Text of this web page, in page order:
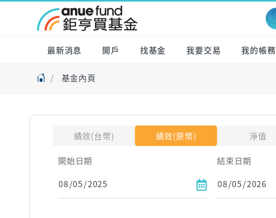
最新消息 開戶 找基金 我要交易 我的帳務
基金內頁
績效(台幣) 績效(原幣)
淨值
開始日期
結束日期